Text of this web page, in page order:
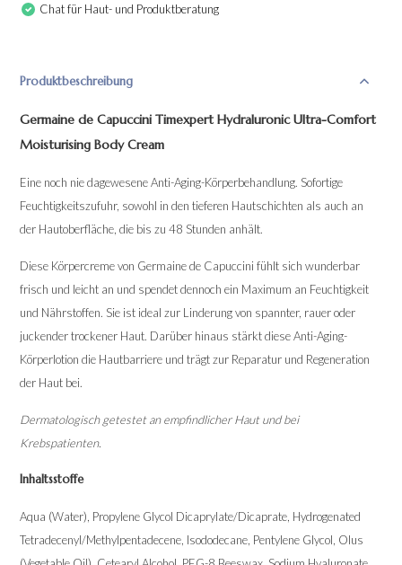
Chat für Haut- und Produktberatung
Produktbeschreibung
Germaine de Capuccini Timexpert Hydraluronic Ultra-Comfort
Moisturising Body Cream
Eine noch nie dagewesene Anti-Aging-Körperbehandlung. Sofortige
Feuchtigkeitszufuhr, sowohl in den tieferen Hautschichten als auch an
der Hautoberfläche, die bis zu 48 Stunden anhält.
Diese Körpercreme von Germaine de Capuccini fühlt sich wunderbar
frisch und leicht an und spendet dennoch ein Maximum an Feuchtigkeit
und Nährstoffen. Sie ist ideal zur Linderung von spannter, rauer oder
juckender trockener Haut. Darüber hinaus stärkt diese Anti-Aging-
Körperlotion die Hautbarriere und trägt zur Reparatur und Regeneration
der Haut bei.
Dermatologisch getestet an empfindlicher Haut und bei
Krebspatienten.
Inhaltsstoffe
Aqua (Water), Propylene Glycol Dicaprylate/Dicaprate, Hydrogenated
Tetradecenyl/Methylpentadecene, Isododecane, Pentylene Glycol, Olus